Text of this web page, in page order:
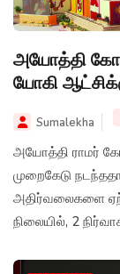
அயோத்தி
யோகி
Sumalekha
அயோத்தி ராமர்
முறைகேடு
அதிர்வலைகளை
நிலையில், 2